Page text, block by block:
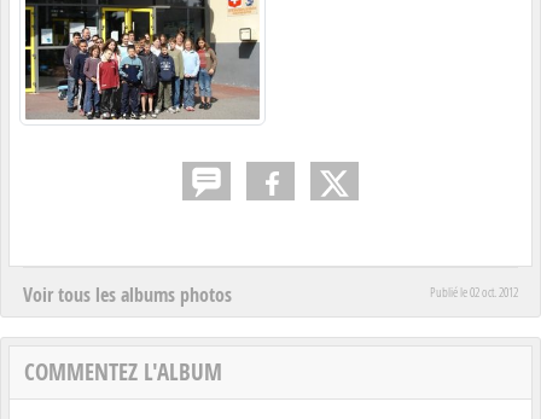
Voir tous les albums photos Publié le02 oct. 2012
COMMENTEZ L'ALBUM